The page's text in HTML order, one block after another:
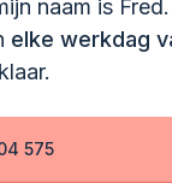
naam is
elke werkdag
575